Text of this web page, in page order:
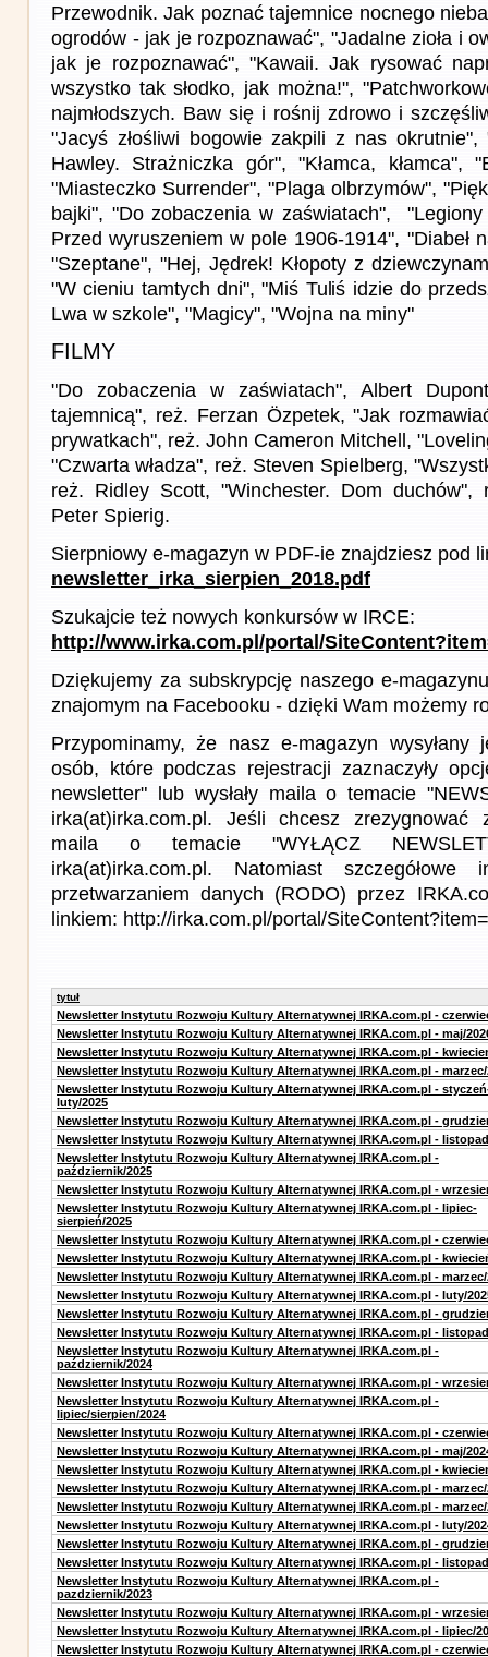
Przewodnik. Jak poznać tajemnice nocnego
ogrodów - jak je rozpoznawać", "Jadalne zioła i
jak je rozpoznawać", "Kawaii. Jak rysować
wszystko tak słodko, jak można!",
najmłodszych. Baw się i rośnij zdrowo i
"Jacyś złośliwi bogowie zakpili z nas
Hawley. Strażniczka gór", "Kłamca, kłamca",
"Miasteczko Surrender", "Plaga olbrzymów",
bajki", "Do zobaczenia w zaświatach",
Przed wyruszeniem w pole 1906-1914", "Diabeł
"Szeptane", "Hej, Jędrek! Kłopoty z
"W cieniu tamtych dni", "Miś Tuliś idzie do
Lwa w szkole", "Magicy", "Wojna na miny"
FILMY
"Do zobaczenia w zaświatach", Albert
tajemnicą", reż. Ferzan Özpetek, "Jak
prywatkach", reż. John Cameron Mitchell,
"Czwarta władza", reż. Steven Spielberg,
reż. Ridley Scott, "Winchester. Dom duchów",
Peter Spierig.
Sierpniowy e-magazyn w PDF-ie znajdziesz pod
newsletter_irka_sierpien_2018.pdf
Szukajcie też nowych konkursów w IRCE:
http://www.irka.com.pl/portal/
Dziękujemy za subskrypcję naszego e-
znajomym na Facebooku - dzięki Wam możemy
Przypominamy, że nasz e-magazyn
osób, które podczas rejestracji zaznaczyły
newsletter" lub wysłały maila o temacie
irka(at)irka.com.pl. Jeśli chcesz zrezygnować
maila o temacie "WYŁĄCZ
irka(at)irka.com.pl. Natomiast szczegółowe
przetwarzaniem danych (RODO) przez
linkiem: http://irka.com.pl/portal/
tytuł
Newsletter Instytutu Rozwoju Kultury Alternatywnej IRKA.com.pl -
Newsletter Instytutu Rozwoju Kultury Alternatywnej IRKA.com.pl - maj/
Newsletter Instytutu Rozwoju Kultury Alternatywnej IRKA.com.pl -
Newsletter Instytutu Rozwoju Kultury Alternatywnej IRKA.com.pl - marzec/
Newsletter Instytutu Rozwoju Kultury Alternatywnej IRKA.com.pl -
luty/2025
Newsletter Instytutu Rozwoju Kultury Alternatywnej IRKA.com.pl -
Newsletter Instytutu Rozwoju Kultury Alternatywnej IRKA.com.pl -
Newsletter Instytutu Rozwoju Kultury Alternatywnej IRKA.com.pl -
październik/2025
Newsletter Instytutu Rozwoju Kultury Alternatywnej IRKA.com.pl -
Newsletter Instytutu Rozwoju Kultury Alternatywnej IRKA.com.pl - lipiec-
sierpień/2025
Newsletter Instytutu Rozwoju Kultury Alternatywnej IRKA.com.pl -
Newsletter Instytutu Rozwoju Kultury Alternatywnej IRKA.com.pl -
Newsletter Instytutu Rozwoju Kultury Alternatywnej IRKA.com.pl - marzec/
Newsletter Instytutu Rozwoju Kultury Alternatywnej IRKA.com.pl - luty/
Newsletter Instytutu Rozwoju Kultury Alternatywnej IRKA.com.pl -
Newsletter Instytutu Rozwoju Kultury Alternatywnej IRKA.com.pl -
Newsletter Instytutu Rozwoju Kultury Alternatywnej IRKA.com.pl -
październik/2024
Newsletter Instytutu Rozwoju Kultury Alternatywnej IRKA.com.pl -
Newsletter Instytutu Rozwoju Kultury Alternatywnej IRKA.com.pl -
lipiec/sierpien/2024
Newsletter Instytutu Rozwoju Kultury Alternatywnej IRKA.com.pl -
Newsletter Instytutu Rozwoju Kultury Alternatywnej IRKA.com.pl - maj/
Newsletter Instytutu Rozwoju Kultury Alternatywnej IRKA.com.pl -
Newsletter Instytutu Rozwoju Kultury Alternatywnej IRKA.com.pl - marzec/
Newsletter Instytutu Rozwoju Kultury Alternatywnej IRKA.com.pl - marzec/
Newsletter Instytutu Rozwoju Kultury Alternatywnej IRKA.com.pl - luty/
Newsletter Instytutu Rozwoju Kultury Alternatywnej IRKA.com.pl -
Newsletter Instytutu Rozwoju Kultury Alternatywnej IRKA.com.pl -
Newsletter Instytutu Rozwoju Kultury Alternatywnej IRKA.com.pl -
pazdziernik/2023
Newsletter Instytutu Rozwoju Kultury Alternatywnej IRKA.com.pl -
Newsletter Instytutu Rozwoju Kultury Alternatywnej IRKA.com.pl - lipiec/
Newsletter Instytutu Rozwoju Kultury Alternatywnej IRKA.com.pl -